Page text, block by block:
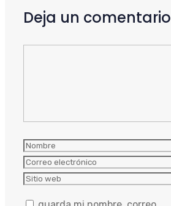
Deja un comentario
Nombre
Correo
electrónico
Sitio